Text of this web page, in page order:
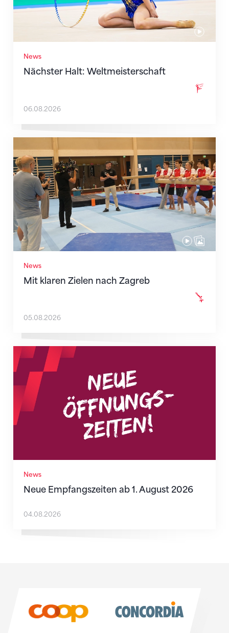
News
Nächster Halt: Weltmeisterschaft
06.08.2026
News
Mit klaren Zielen nach Zagreb
Mit klaren Zielen nach Zagreb
05.08.2026
News
Neue Empfangszeiten ab 1. August 2026
Neue Empfangszeiten ab 1. August 2026
04.08.2026